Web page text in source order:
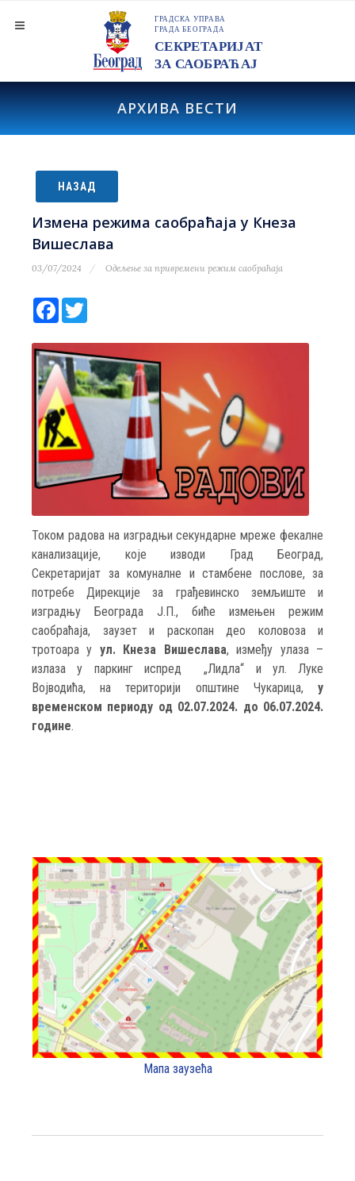
АРХИВА ВЕСТИ
НАЗАД
Измена режима саобраћаја у Кнеза
Вишеслава
03/07/2024 Одељење за привремени режим саобраћаја
Facebook
Током радова на изградњи секундарне мреже фекалне
канализације, које изводи Град Београд,
Секретаријат за комуналне и стамбене послове, за
потребе Дирекцијe за грађевинско земљиште и
изградњу Београда Ј.П., биће измењен режим
саобраћаја, заузет и раскопан део коловоза и
тротоара у ул. Кнеза Вишеслава, између улаза –
излаза у паркинг испред „Лидла“ и ул. Луке
Војводића, на територији општине Чукарица, у
временском периоду од 02.07.2024. до 06.07.2024.
године.
Мапа заузећа